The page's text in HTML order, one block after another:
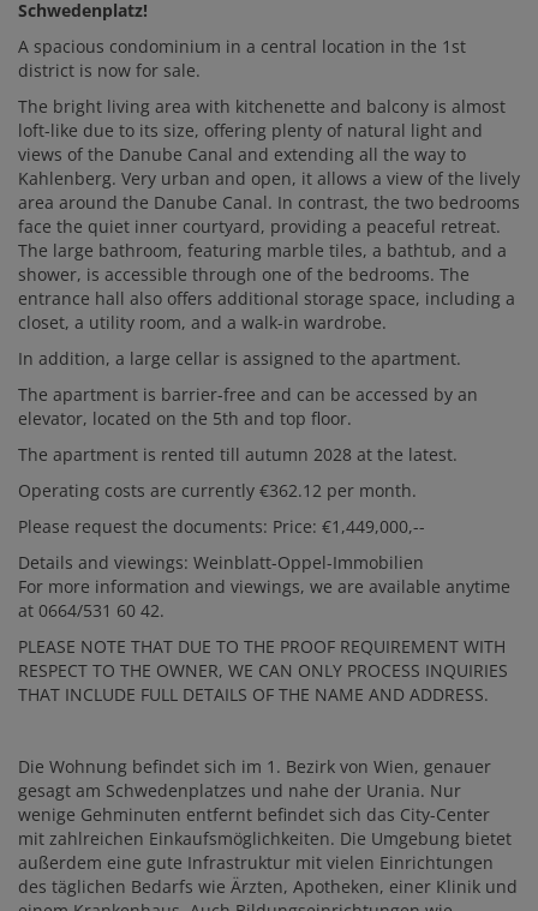
Schwedenplatz!
A spacious condominium in a central location in the 1st
district is now for sale.
The bright living area with kitchenette and balcony is almost
loft-like due to its size, offering plenty of natural light and
views of the Danube Canal and extending all the way to
Kahlenberg. Very urban and open, it allows a view of the lively
area around the Danube Canal. In contrast, the two bedrooms
face the quiet inner courtyard, providing a peaceful retreat.
The large bathroom, featuring marble tiles, a bathtub, and a
shower, is accessible through one of the bedrooms. The
entrance hall also offers additional storage space, including a
closet, a utility room, and a walk-in wardrobe.
In addition, a large cellar is assigned to the apartment.
The apartment is barrier-free and can be accessed by an
elevator, located on the 5th and top floor.
The apartment is rented till autumn 2028 at the latest.
Operating costs are currently €362.12 per month.
Please request the documents: Price: €1,449,000,--
Details and viewings: Weinblatt-Oppel-Immobilien
For more information and viewings, we are available anytime
at 0664/531 60 42.
PLEASE NOTE THAT DUE TO THE PROOF REQUIREMENT WITH
RESPECT TO THE OWNER, WE CAN ONLY PROCESS INQUIRIES
THAT INCLUDE FULL DETAILS OF THE NAME AND ADDRESS.
Die Wohnung befindet sich im 1. Bezirk von Wien, genauer
gesagt am Schwedenplatzes und nahe der Urania. Nur
wenige Gehminuten entfernt befindet sich das City-Center
mit zahlreichen Einkaufsmöglichkeiten. Die Umgebung bietet
außerdem eine gute Infrastruktur mit vielen Einrichtungen
des täglichen Bedarfs wie Ärzten, Apotheken, einer Klinik und